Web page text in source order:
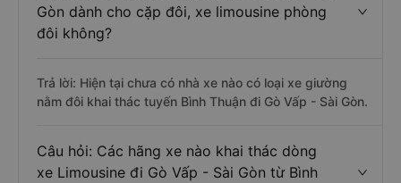
Gòn dành cho cặp đôi, xe limousine phòng
đôi không?
Trả lời: Hiện tại chưa có nhà xe nào có loại xe giường
nằm đôi khai thác tuyến Bình Thuận đi Gò Vấp - Sài Gòn.
Câu hỏi: Các hãng xe nào khai thác dòng
xe Limousine đi Gò Vấp - Sài Gòn từ Bình